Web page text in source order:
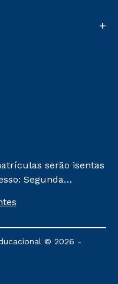
+
serão isentas
Segunda
será de R$
cursos: Ensino
e Metodologia
Atuais.
© 2026 -